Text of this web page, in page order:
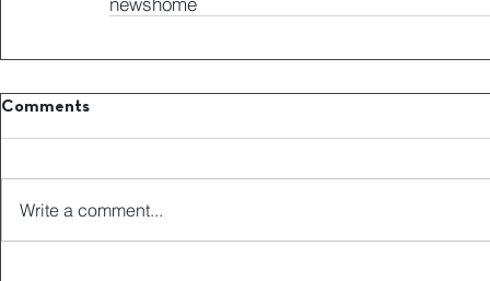
Comments
Write a comment...